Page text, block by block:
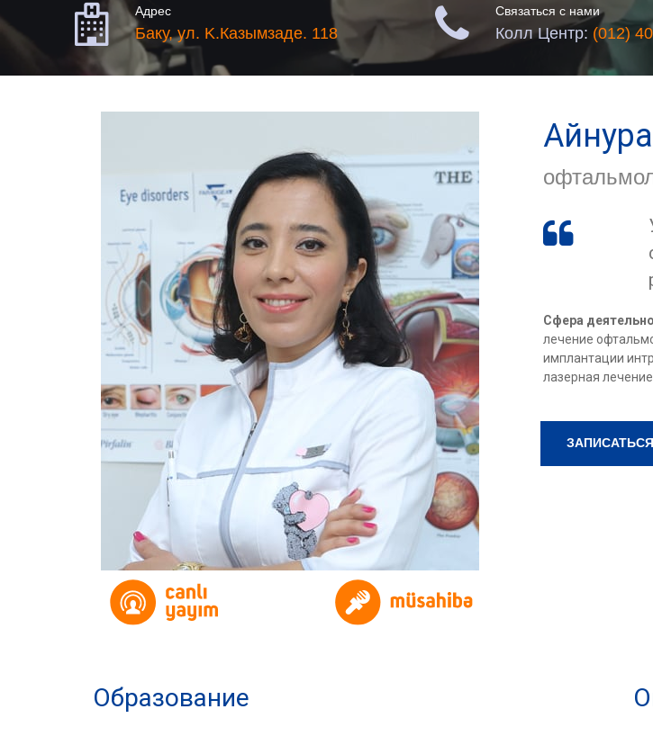
 Адрес
Баку, ул. K.Казымзаде. 118  Связаться с нами
Колл Центр: (012)

Сфера
лечение
имплантации
лазерная
Образование